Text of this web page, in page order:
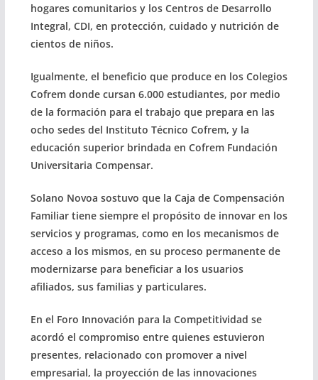
hogares comunitarios y los Centros de Desarrollo
Integral, CDI, en protección, cuidado y nutrición de
cientos de niños.
Igualmente, el beneficio que produce en los Colegios
Cofrem donde cursan 6.000 estudiantes, por medio
de la formación para el trabajo que prepara en las
ocho sedes del Instituto Técnico Cofrem, y la
educación superior brindada en Cofrem Fundación
Universitaria Compensar.
Solano Novoa sostuvo que la Caja de Compensación
Familiar tiene siempre el propósito de innovar en los
servicios y programas, como en los mecanismos de
acceso a los mismos, en su proceso permanente de
modernizarse para beneficiar a los usuarios
afiliados, sus familias y particulares.
En el Foro Innovación para la Competitividad se
acordó el compromiso entre quienes estuvieron
presentes, relacionado con promover a nivel
empresarial, la proyección de las innovaciones